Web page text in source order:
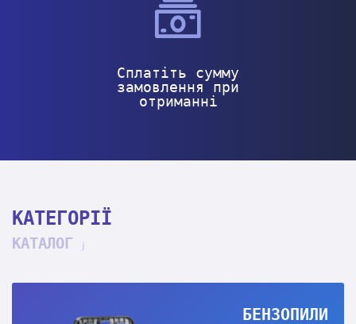
Сплатіть сумму
замовлення при
отриманні
КАТЕГОРІЇ
КАТАЛОГ
БЕНЗОПИЛИ